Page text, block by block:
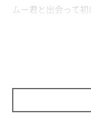
ムー君と出会って